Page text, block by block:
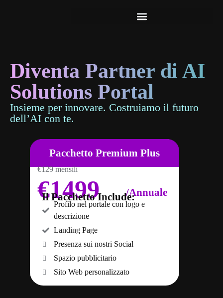
premium-plusB
Diventa Partner di AI
Solutions Portal
Insieme per innovare. Costruiamo il futuro
dell’AI con te.
Pacchetto Premium Plus
€129 mensili
€1499 /Annuale
Il Pacchetto Include:
Profilo nel portale con logo e
descrizione
Landing Page
Presenza sui nostri Social
Spazio pubblicitario
Sito Web personalizzato